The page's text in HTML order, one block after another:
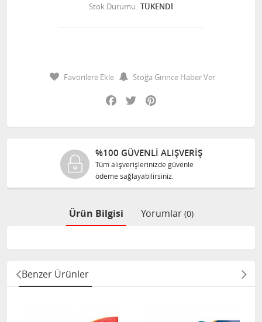
Stok Durumu TÜKENDİ
Favorilere Ekle
Stoğa Girince Haber Ver
Facebook
Twitter
%100 GÜVENLİ ALIŞVERİŞ
Tüm alışverişlerinizde güvenle
ödeme sağlayabilirsiniz.
Ürün Bilgisi Yorumlar (0)
Benzer Ürünler